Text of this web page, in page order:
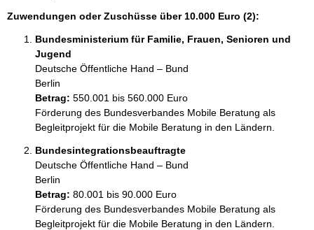
Zuwendungen oder Zuschüsse über 10.000 Euro (2):
Bundesministerium für Familie, Frauen, Senioren und
Jugend
Deutsche Öffentliche Hand – Bund
Berlin
Betrag: 550.001 bis 560.000 Euro
Förderung des Bundesverbandes Mobile Beratung als
Begleitprojekt für die Mobile Beratung in den Ländern.
Bundesintegrationsbeauftragte
Deutsche Öffentliche Hand – Bund
Berlin
Betrag: 80.001 bis 90.000 Euro
Förderung des Bundesverbandes Mobile Beratung als
Begleitprojekt für die Mobile Beratung in den Ländern.